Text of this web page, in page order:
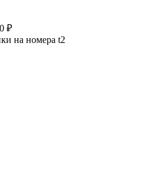
₽
на номера t2